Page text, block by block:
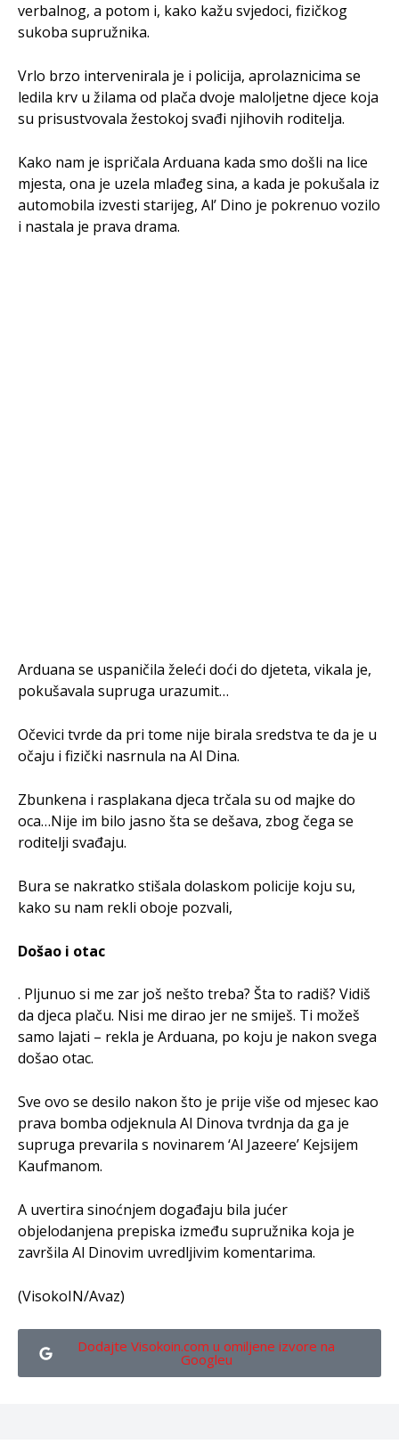
verbalnog, a potom i, kako kažu svjedoci, fizičkog
sukoba supružnika.
Vrlo brzo intervenirala je i policija, aprolaznicima se
ledila krv u žilama od plača dvoje maloljetne djece koja
su prisustvovala žestokoj svađi njihovih roditelja.
Kako nam je ispričala Arduana kada smo došli na lice
mjesta, ona je uzela mlađeg sina, a kada je pokušala iz
automobila izvesti starijeg, Al’ Dino je pokrenuo vozilo
i nastala je prava drama.
Arduana se uspaničila želeći doći do djeteta, vikala je,
pokušavala supruga urazumit…
Očevici tvrde da pri tome nije birala sredstva te da je u
očaju i fizički nasrnula na Al Dina.
Zbunkena i rasplakana djeca trčala su od majke do
oca…Nije im bilo jasno šta se dešava, zbog čega se
roditelji svađaju.
Bura se nakratko stišala dolaskom policije koju su,
kako su nam rekli oboje pozvali,
Došao i otac
. Pljunuo si me zar još nešto treba? Šta to radiš? Vidiš
da djeca plaču. Nisi me dirao jer ne smiješ. Ti možeš
samo lajati – rekla je Arduana, po koju je nakon svega
došao otac.
Sve ovo se desilo nakon što je prije više od mjesec kao
prava bomba odjeknula Al Dinova tvrdnja da ga je
supruga prevarila s novinarem ‘Al Jazeere’ Kejsijem
Kaufmanom.
A uvertira sinoćnjem događaju bila jućer
objelodanjena prepiska između supružnika koja je
završila Al Dinovim uvredljivim komentarima.
(VisokoIN/Avaz)
Dodajte Visokoin.com u omiljene izvore na
Googleu